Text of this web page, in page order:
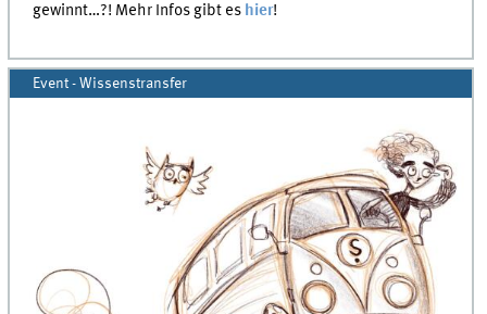
gewinnt…?! Mehr Infos gibt es hier!
Event - Wissenstransfer